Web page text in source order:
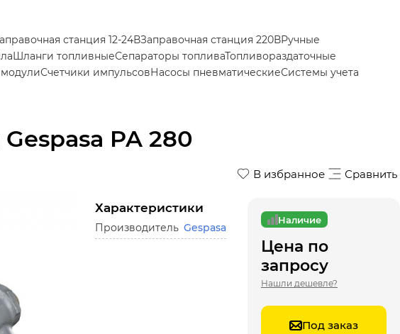
PA 280
станция 12-24ВЗапрaвочная станция 220ВРучные
Шланги топливныеСепараторы топливаТопливораздаточные
Счетчики импульсовНасосы пневматическиеСистемы учета
В избранное Сравнить
Характеристики
Производитель Gespasa
Наличие
Цена по
запросу
Нашли дешевле?
Под заказ